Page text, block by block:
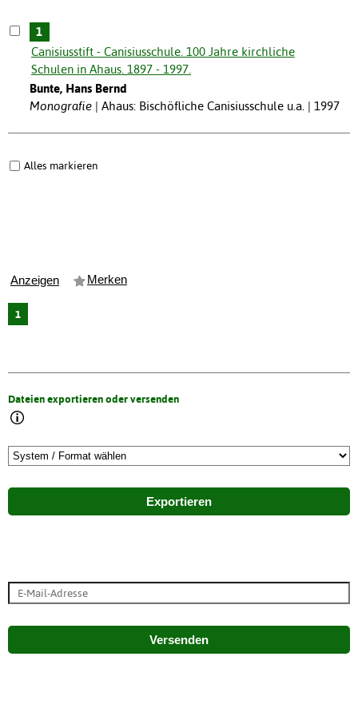
1
Canisiusstift - Canisiusschule. 100 Jahre kirchliche
Schulen in Ahaus. 1897 - 1997.
Bunte, Hans Bernd
Monografie
Ahaus: Bischöfliche Canisiusschule u.a. | 1997
Alles markieren
Anzeigen Merken
1
Dateien exportieren oder versenden
Exportieren
Versenden